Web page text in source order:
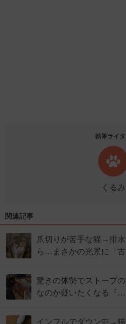
執筆ライ
くるみ
関連記事
爪切りが苦手な猫→排
ら…まさかの光景に「
驚きの体勢でストーブ
なのか疑いたくなる『…
インフルでダウン中→